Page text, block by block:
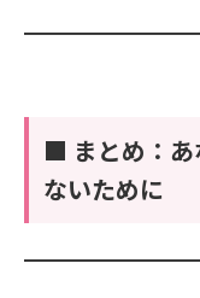
■ まとめ：あ
ないために